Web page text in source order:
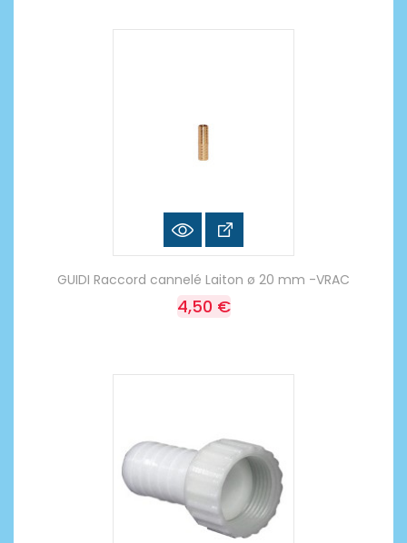
GUIDI Raccord cannelé Laiton ø 20 mm -VRAC
4,50 €